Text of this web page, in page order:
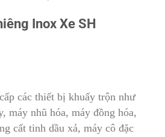
Inox Xe SH
các thiết bị khuấy trộn như
máy nhũ hóa, máy đồng hóa,
cất tinh dầu xả, máy cô đặc